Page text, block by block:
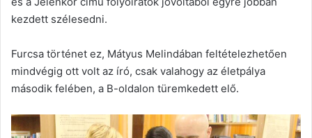
kezdett szélesedni.
Furcsa történet ez, Mátyus Melindában feltételezhetően
mindvégig ott volt az író, csak valahogy az életpálya
második felében, a B-oldalon türemkedett elő.